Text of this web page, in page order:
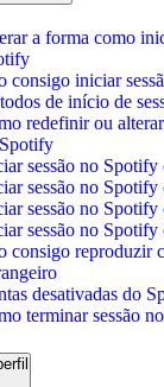
a forma como
consigo iniciar
de início de
redefinir ou
sessão no
sessão no
sessão no
sessão no Spotify
consigo reproduzir
desativadas do
terminar sessão